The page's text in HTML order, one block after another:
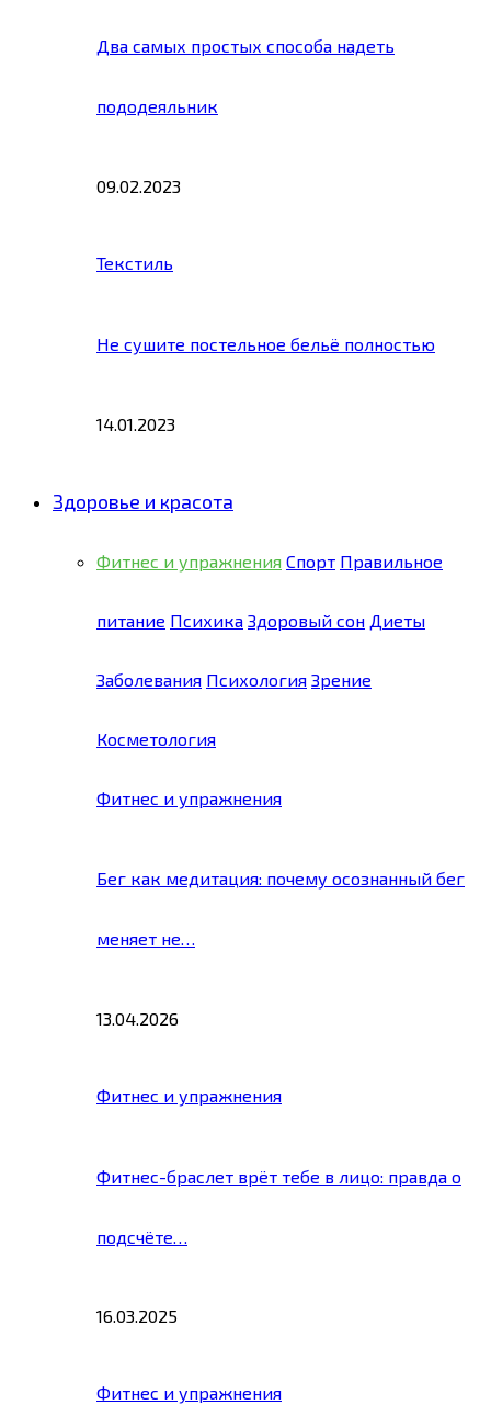
Два самых простых способа надеть
пододеяльник
09.02.2023
Текстиль
Не сушите постельное бельё полностью
14.01.2023
Здоровье и красота
Фитнес и упражнения Спорт Правильное
питание Психика Здоровый сон Диеты
Заболевания Психология Зрение
Косметология
Фитнес и упражнения
Бег как медитация: почему осознанный бег
меняет не…
13.04.2026
Фитнес и упражнения
Фитнес-браслет врёт тебе в лицо: правда о
подсчёте…
16.03.2025
Фитнес и упражнения